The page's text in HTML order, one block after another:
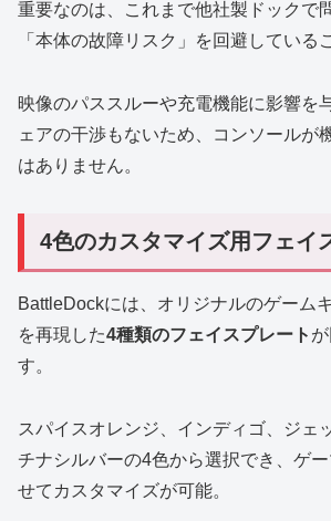
重要なのは、これまで他社製ドックで
「本体の故障リスク」を回避している
映像のパススルーや充電機能に影響を
ェアの干渉もないため、コンソールが
はありません。
4色のカスタマイズ用フェイ
BattleDockには、オリジナルのゲーム
を再現した4種類のフェイスプレート
す。
スパイスオレンジ、インディゴ、ジェ
チナシルバーの4色から選択でき、ゲ
せてカスタマイズが可能。